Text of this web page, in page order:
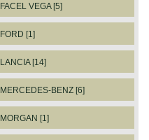
FACEL VEGA [5]
FORD [1]
LANCIA [14]
MERCEDES-BENZ [6]
MORGAN [1]